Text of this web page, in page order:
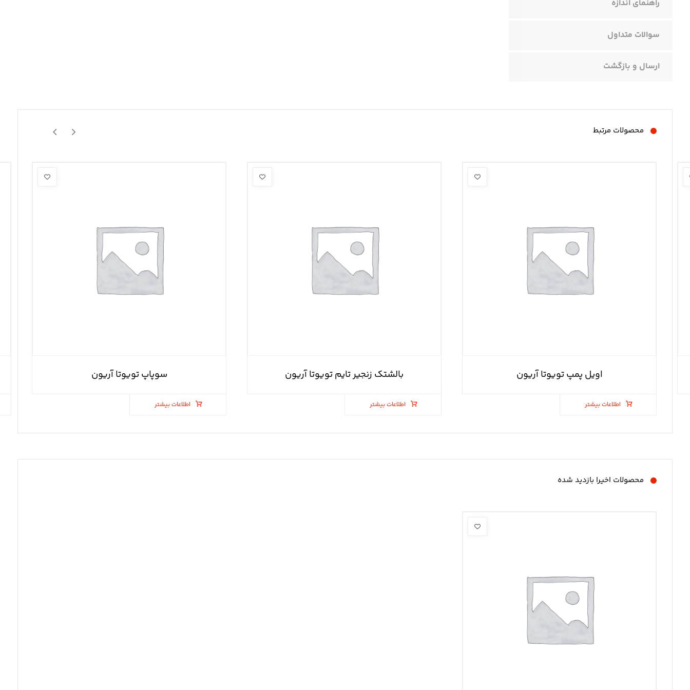
راهنمای اندازه
سوالات متداول
ارسال و بازگشت
محصولات مرتبط
اویل پمپ تویوتا آریون
اطلاعات بیشتر
بالشتک زنجیر تایم تویوتا آریون
اطلاعات بیشتر
سوپاپ تویوتا آریون
اطلاعات بیشتر
محصولات اخیرا بازدید شده